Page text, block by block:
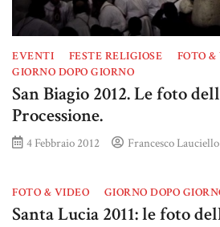
EVENTI FESTE RELIGIOSE
FOTO
GIORNO DOPO GIORNO
San Biagio 2012. Le foto
Processione.
4 Febbraio 2012 Francesco Lauciello
FOTO & VIDEO GIORNO DOPO
Santa Lucia 2011: le foto